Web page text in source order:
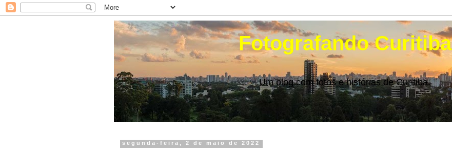
Fotografando Curitiba
Um blog com fotos e histórias de Curitiba.
segunda-feira, 2 de maio de 2022